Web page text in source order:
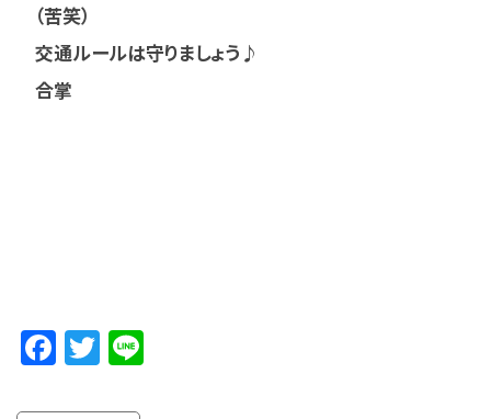
（苦笑）
交通ルールは守りましょう♪
合掌
Facebook
Twitter